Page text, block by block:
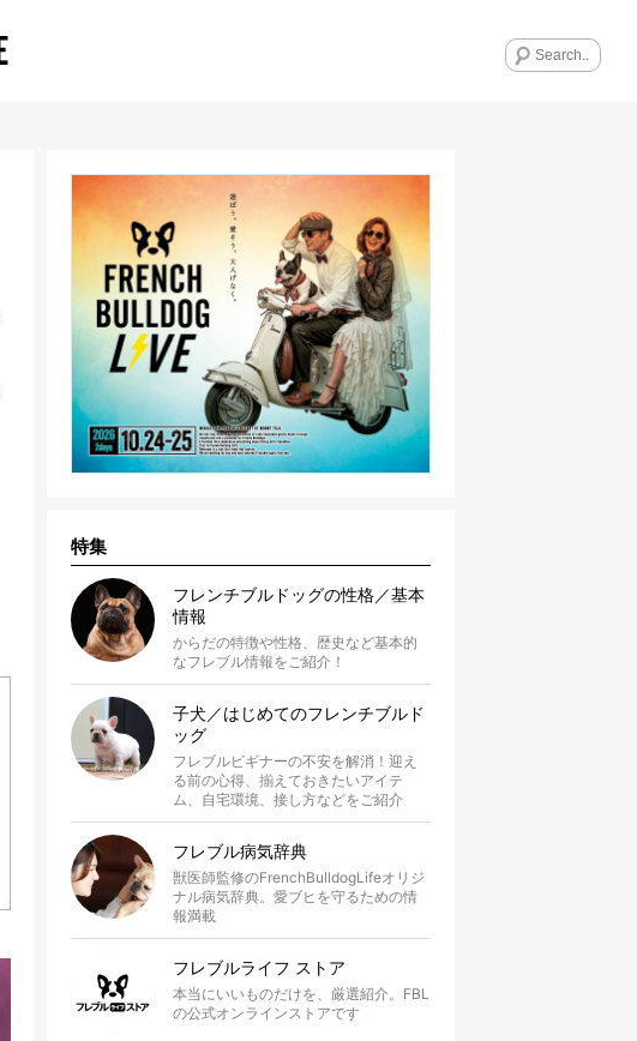
特集
フレンチブルドッグの性格／基本
情報
からだの特徴や性格、歴史など基本的
なフレブル情報をご紹介！
子犬／はじめてのフレンチブルド
ッグ
フレブルビギナーの不安を解消！迎え
る前の心得、揃えておきたいアイテ
ム、自宅環境、接し方などをご紹介
フレブル病気辞典
獣医師監修のFrenchBulldogLifeオリジ
ナル病気辞典。愛ブヒを守るための情
報満載
フレブルライフ ストア
本当にいいものだけを、厳選紹介。FBL
の公式オンラインストアです